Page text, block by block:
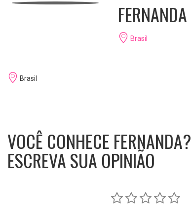
FERNANDA
Brasil
Brasil
VOCÊ CONHECE FERNANDA?
ESCREVA SUA OPINIÃO